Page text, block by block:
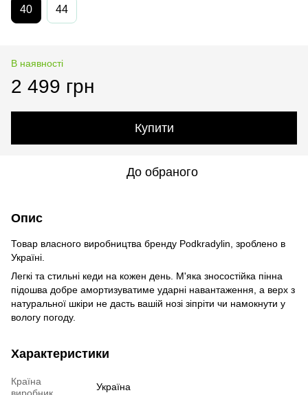
40 44
В наявності
2 499 грн
Купити
До обраного
Опис
Товар власного виробництва бренду Podkradylin, зроблено в
Україні.
Легкі та стильні кеди на кожен день. М'яка зносостійка пінна
підошва добре амортизуватиме ударні навантаження, а верх з
натуральної шкіри не дасть вашій нозі зіпріти чи намокнути у
вологу погоду.
Характеристики
Країна
Україна